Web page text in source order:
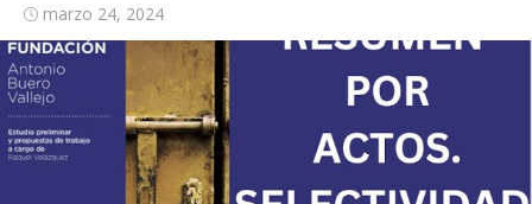
Posted
on
marzo 24, 2024